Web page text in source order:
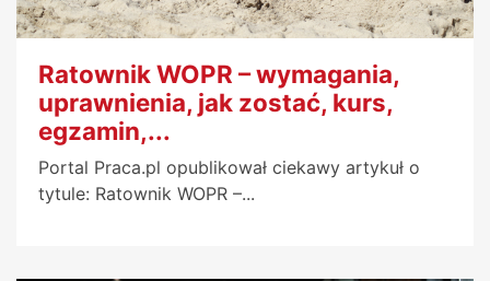
Ratownik WOPR – wymagania,
uprawnienia, jak zostać, kurs,
egzamin,...
Portal Praca.pl opublikował ciekawy artykuł o
tytule: Ratownik WOPR –...